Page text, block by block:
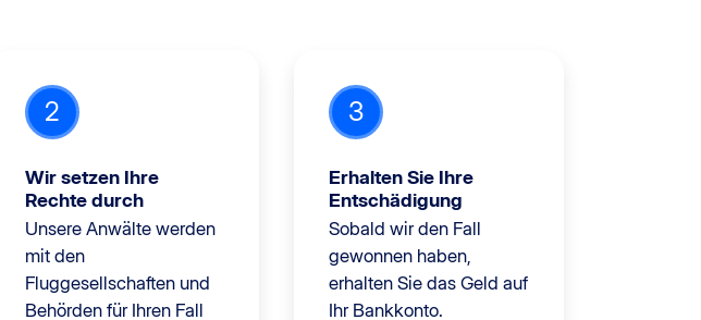
2
Wir setzen Ihre
Rechte durch
Unsere Anwälte werden
mit den
Fluggesellschaften und
Behörden für Ihren Fall
3
Erhalten Sie Ihre
Entschädigung
Sobald wir den Fall
gewonnen haben,
erhalten Sie das Geld auf
Ihr Bankkonto.